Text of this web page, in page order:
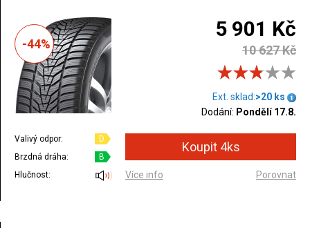
-44%
5 901 Kč
10 627 Kč
Ext. sklad:>20 ks
Dodání: Pondělí 17.8.
Valivý odpor:
D
Brzdná dráha:
B
Hlučnost:
Více info Porovnat